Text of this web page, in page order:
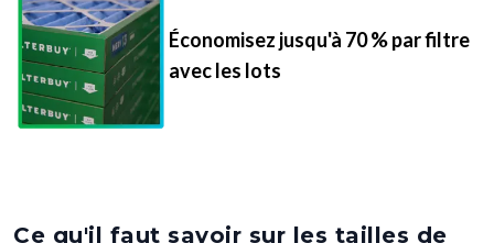
Économisez jusqu'à 70 % par filtre
avec les lots
Ce qu'il faut savoir sur les tailles de